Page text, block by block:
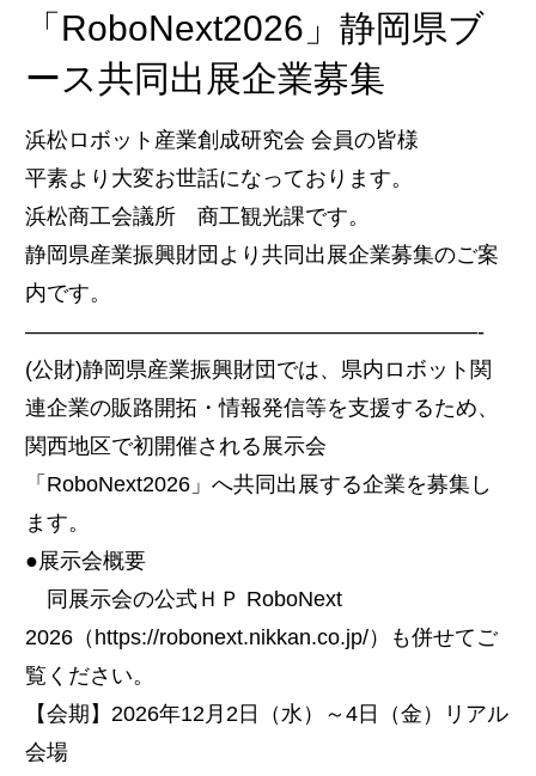
「RoboNext2026」静岡県ブ
ース共同出展企業募集
浜松ロボット産業創成研究会 会員の皆様
平素より大変お世話になっております。
浜松商工会議所 商工観光課です。
静岡県産業振興財団より共同出展企業募集のご案
内です。
—————————————————————-
(公財)静岡県産業振興財団では、県内ロボット関
連企業の販路開拓・情報発信等を支援するため、
関西地区で初開催される展示会
「RoboNext2026」へ共同出展する企業を募集し
ます。
●展示会概要
同展示会の公式ＨＰ RoboNext
2026（https://robonext.nikkan.co.jp/）も併せてご
覧ください。
【会期】2026年12月2日（水）～4日（金）リアル
会場